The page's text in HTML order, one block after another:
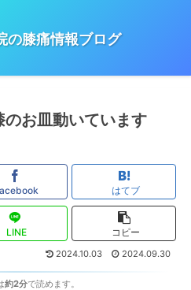
の膝痛情報ブログ
お皿動いています
はてブ
LINE コピー
2024.10.03 2024.09.30
約2分で読めます。